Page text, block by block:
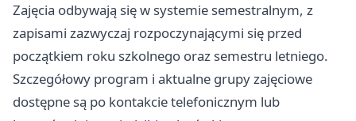
Zajęcia odbywają się w systemie semestralnym, z
zapisami zazwyczaj rozpoczynającymi się przed
początkiem roku szkolnego oraz semestru letniego.
Szczegółowy program i aktualne grupy zajęciowe
dostępne są po kontakcie telefonicznym lub